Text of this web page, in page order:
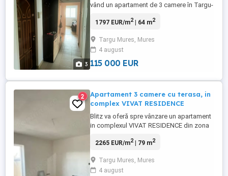
3
vând un apartament de 3 camere în Targu-
1797 EUR/m2| 64 m2
Targu Mures, Mures
4 august
115 000 EUR
2
Apartament 3 camere cu terasa, in
complex VIVAT RESIDENCE
Blitz va oferă spre vânzare un apartament
in complexul VIVAT RESIDENCE din zona
suprafață utila de 78.06 mp+62.03 mp
Un buget de finisaj la un ap de 3 camere
poate incepe de la aprox 12.500 euro.
2265 EUR/m2| 79 m2
Targu Mures, Mures
4 august